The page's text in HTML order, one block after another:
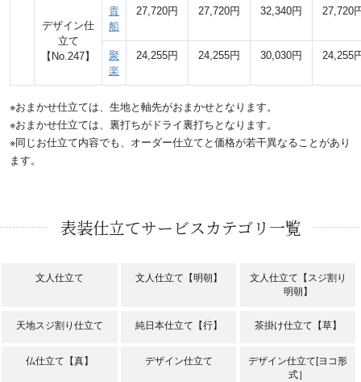
デザイン仕
立て
【No.247】
貴
船
27,720円 27,720円 32,340円 27,720
聚
楽
24,255円 24,255円 30,030円 24,255
※おまかせ仕立ては、生地と軸先がおまかせとなります。
※おまかせ仕立ては、裏打ちがドライ裏打ちとなります。
※同じお仕立て内容でも、オーダー仕立てと価格が若干異なることがあり
ます。
表装仕立てサービスカテゴリ一覧
文人仕立て 文人仕立て【明朝】
文人仕立て【スジ割り
明朝】
天地スジ割り仕立て 純日本仕立て【行】 茶掛け仕立て【草】
仏仕立て【真】 デザイン仕立て
デザイン仕立て[ヨコ形
式］